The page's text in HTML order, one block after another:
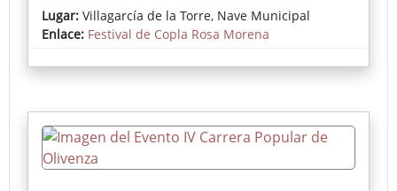
Lugar: Villagarcía de la Torre, Nave Municipal
Enlace: Festival de Copla Rosa Morena